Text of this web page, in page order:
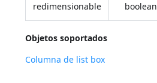
redimensionable boolean
Objetos soportados
Columna de list box